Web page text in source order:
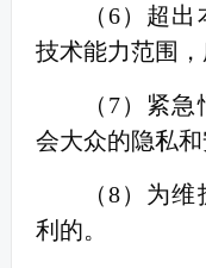
（6）超出
技术能力范围
（ 7）紧急
会大众的隐私和
（8）为维
利的。